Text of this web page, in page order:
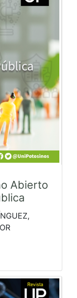
Abierto